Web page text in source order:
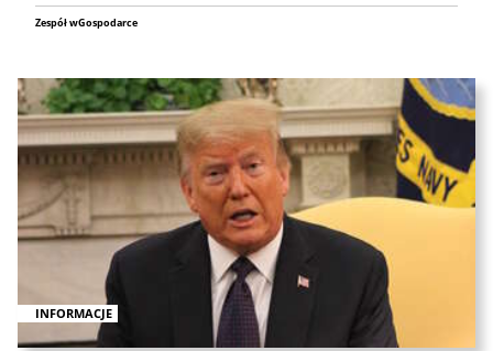
Zespół wGospodarce
INFORMACJE